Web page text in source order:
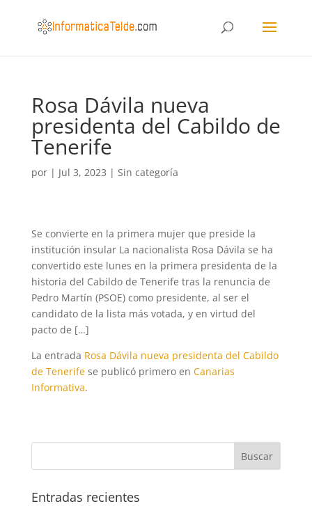
Rosa Dávila nueva
presidenta del Cabildo de
Tenerife
por | Jul 3, 2023 | Sin categoría
Se convierte en la primera mujer que preside la
institución insular La nacionalista Rosa Dávila se ha
convertido este lunes en la primera presidenta de la
historia del Cabildo de Tenerife tras la renuncia de
Pedro Martín (PSOE) como presidente, al ser el
candidato de la lista más votada, y en virtud del
pacto de […]
La entrada Rosa Dávila nueva presidenta del Cabildo
de Tenerifese publicó primero en Canarias
Informativa.
Entradas recientes